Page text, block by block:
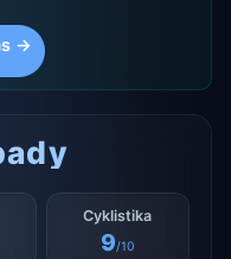
→
Cyklistika
9/10